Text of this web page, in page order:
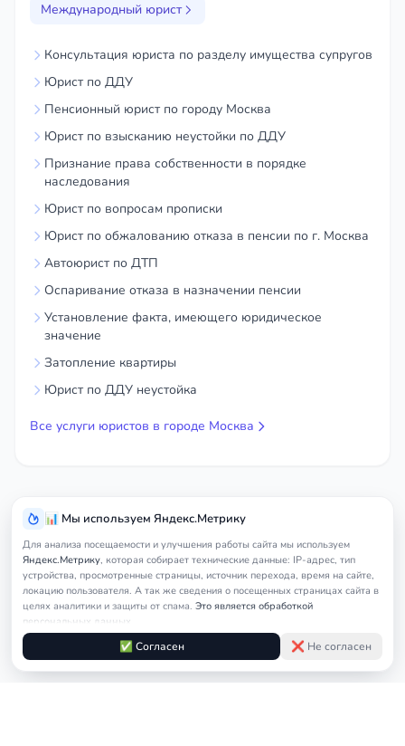
📊 Мы используем Яндекс.Метрику
Для анализа посещаемости и улучшения работы сайта мы используем
Яндекс.Метрику, которая собирает технические данные: IP-адрес, тип
устройства, просмотренные страницы, источник перехода, время на сайте,
локацию пользователя. А так же сведения о посещенных страницах сайта в
целях аналитики и защиты от спама. Это является обработкой
персональных данных.
Подробнее в Согласии на обработку персональных данных
Правилах
обработки cookie
✅ Согласен ❌ Не согласен
над детьми и другими аспектами международных
документов, связанных с международными
семейными отношениями.
Разрешение юридических вопросов, связанных с
оформлением наследственных прав и
получением имущества на территории РФ и за ее
пределами.
Сопровождение международных сделок:
Подготовка и анализ международных договоров,
соглашений, контрактов и других документов,
связанных с международными сделками.
переговорах с иностранными партнёрами.
Сопровождение сделок с участием иностранных
Защита интересов клиентов в Международном
коммерческом арбитражном суде (Москва) и
судах стандартных юрисдикций, в том числе за
пределами Российской Федерации. Подготовка и
подача исковых заявлений, жалоб и других
процессуальных документов.
Регистрация и сопровождение
Международный юрист
Консультация юриста по разделу имущества супругов
Юрист по ДДУ
Пенсионный юрист по городу Москва
Юрист по взысканию неустойки по ДДУ
Признание права собственности в порядке
наследования
Юрист по вопросам прописки
Юрист по обжалованию отказа в пенсии по г. Москва
Автоюрист по ДТП
Оспаривание отказа в назначении пенсии
Установление факта, имеющего юридическое
значение
Затопление квартиры
Юрист по ДДУ неустойка
Все услуги юристов в городе Москва